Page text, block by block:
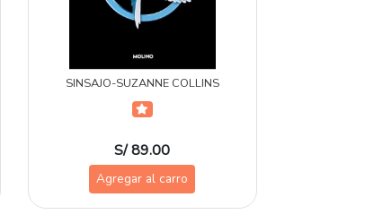
SINSAJO-SUZANNE COLLINS
S/ 89.00
Agregar al carro